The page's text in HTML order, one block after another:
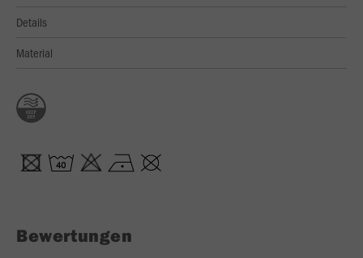
Details
Material
Bewertungen